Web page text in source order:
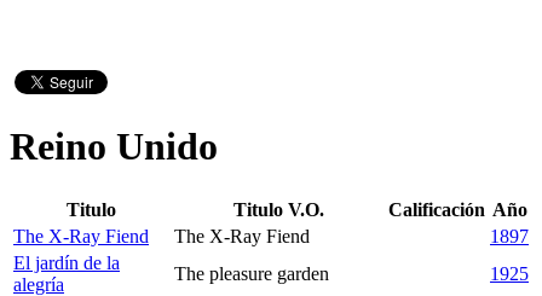
Reino Unido
Titulo Titulo V.O. Calificación Año
The X-Ray Fiend
The X-Ray Fiend
1897
El jardín de la
alegría
The pleasure garden
1925